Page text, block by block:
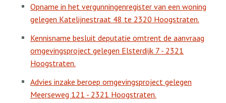
Opname in het vergunningenregister van een woning
gelegen Katelijnestraat 48 te 2320 Hoogstraten.
Kennisname besluit deputatie omtrent de aanvraag
omgevingsproject gelegen Elsterdijk 7 - 2321
Hoogstraten.
Advies inzake beroep omgevingsproject gelegen
Meerseweg 121 - 2321 Hoogstraten.